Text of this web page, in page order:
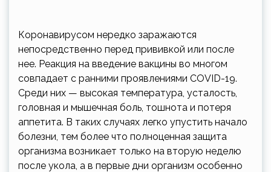
Коронавирусом нередко заражаются
непосредственно перед прививкой или после
нее. Реакция на введение вакцины во многом
совпадает с ранними проявлениями COVID-19.
Среди них — высокая температура, усталость,
головная и мышечная боль, тошнота и потеря
аппетита. В таких случаях легко упустить начало
болезни, тем более что полноценная защита
организма возникает только на вторую неделю
после укола, а в первые дни организм особенно